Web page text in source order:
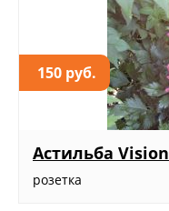
150 руб.
Астильба Vision
розетка